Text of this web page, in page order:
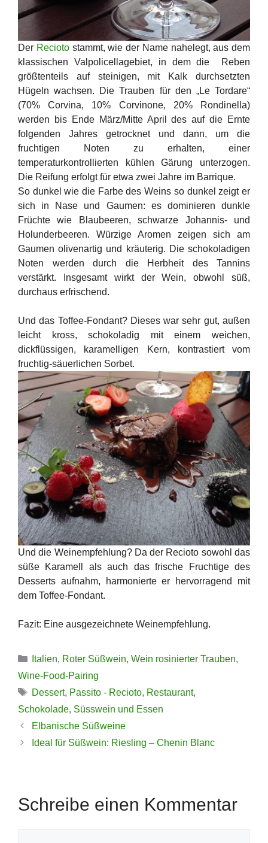
Der Reciotostammt, wie der Name nahelegt, aus dem
klassischen Valpolicellagebiet, in dem die Reben
größtenteils auf steinigen, mit Kalk durchsetzten
Hügeln wachsen. Die Trauben für den „Le Tordare“
(70% Corvina, 10% Corvinone, 20% Rondinella)
werden bis Ende März/Mitte April des auf die Ernte
folgenden Jahres getrocknet und dann, um die
fruchtigen Noten zu erhalten, einer
temperaturkontrollierten kühlen Gärung unterzogen.
Die Reifung erfolgt für etwa zwei Jahre im Barrique.
So dunkel wie die Farbe des Weins so dunkel zeigt er
sich in Nase und Gaumen: es dominieren dunkle
Früchte wie Blaubeeren, schwarze Johannis- und
Holunderbeeren. Würzige Aromen zeigen sich am
Gaumen olivenartig und kräuterig. Die schokoladigen
Noten werden durch die Herbheit des Tannins
verstärkt. Insgesamt wirkt der Wein, obwohl süß,
durchaus erfrischend.
Und das Toffee-Fondant? Dieses war sehr gut, außen
leicht kross, schokoladig mit einem weichen,
dickflüssigen, karamelligen Kern, kontrastiert vom
fruchtig-säuerlichen Sorbet.
Und die Weinempfehlung? Da der Recioto sowohl das
süße Karamell als auch das frische Fruchtige des
Desserts aufnahm, harmonierte er hervorragend mit
dem Toffee-Fondant.
Fazit: Eine ausgezeichnete Weinempfehlung.
Kategorien
Italien, Roter Süßwein, Wein rosinierter Trauben,
Wine-Food-Pairing
Schlagwörter
Dessert, Passito - Recioto, Restaurant,
Schokolade, Süsswein und Essen
Elbanische Süßweine
Ideal für Süßwein: Riesling – Chenin Blanc
Schreibe einen Kommentar